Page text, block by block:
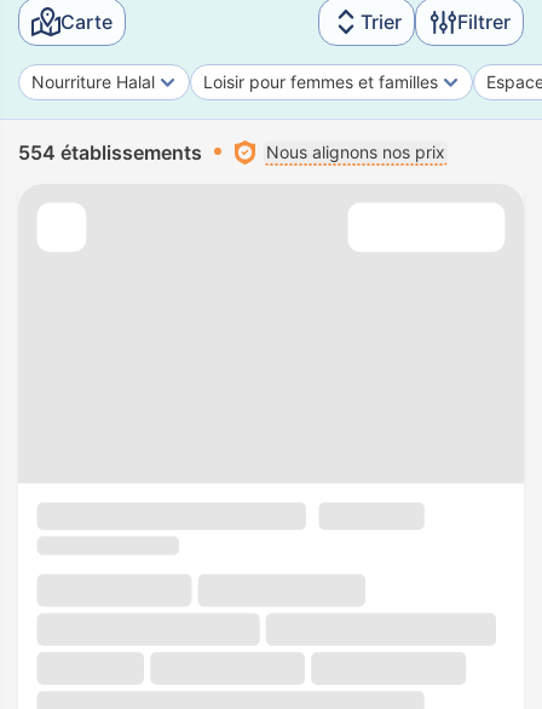
Carte Trier Filtrer
Nourriture Halal Loisir pour femmes et familles
554 établissements Nous alignons nos prix